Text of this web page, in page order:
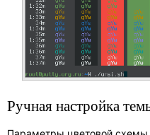
Ручная настройка